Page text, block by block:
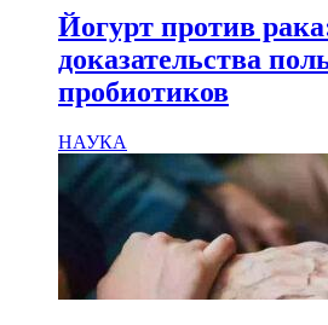
Йогурт против
доказательства
пробиотиков
НАУКА